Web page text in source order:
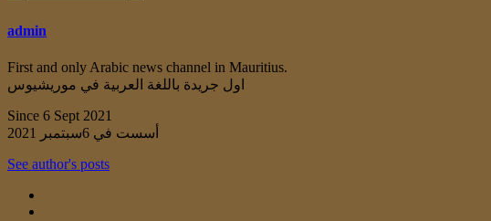
admin
First and only Arabic news channel in Mauritius.
اول جريدة باللغة العربية في موريشيوس
Since 6 Sept 2021
أسست في 6سبتمبر 2021
See author's posts